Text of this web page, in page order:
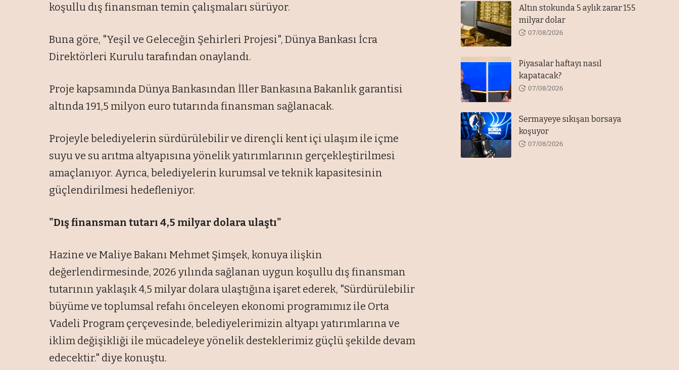
koşullu dış finansman temin çalışmaları sürüyor.
Buna göre, "Yeşil ve Geleceğin Şehirleri Projesi", Dünya Bankası İcra
Direktörleri Kurulu tarafından onaylandı.
Proje kapsamında Dünya Bankasından İller Bankasına Bakanlık garantisi
altında 191,5 milyon euro tutarında finansman sağlanacak.
Projeyle belediyelerin sürdürülebilir ve dirençli kent içi ulaşım ile içme
suyu ve su arıtma altyapısına yönelik yatırımlarının gerçekleştirilmesi
amaçlanıyor. Ayrıca, belediyelerin kurumsal ve teknik kapasitesinin
güçlendirilmesi hedefleniyor.
"Dış finansman tutarı 4,5 milyar dolara ulaştı"
Hazine ve Maliye Bakanı Mehmet Şimşek, konuya ilişkin
değerlendirmesinde, 2026 yılında sağlanan uygun koşullu dış finansman
tutarının yaklaşık 4,5 milyar dolara ulaştığına işaret ederek, "Sürdürülebilir
büyüme ve toplumsal refahı önceleyen ekonomi programımız ile Orta
Vadeli Program çerçevesinde, belediyelerimizin altyapı yatırımlarına ve
iklim değişikliği ile mücadeleye yönelik desteklerimiz güçlü şekilde devam
edecektir." diye konuştu.
Altın stokunda 5 aylık zarar 155
milyar dolar
07/08/2026
Piyasalar haftayı nasıl
kapatacak?
07/08/2026
Sermayeye sıkışan borsaya
koşuyor
07/08/2026